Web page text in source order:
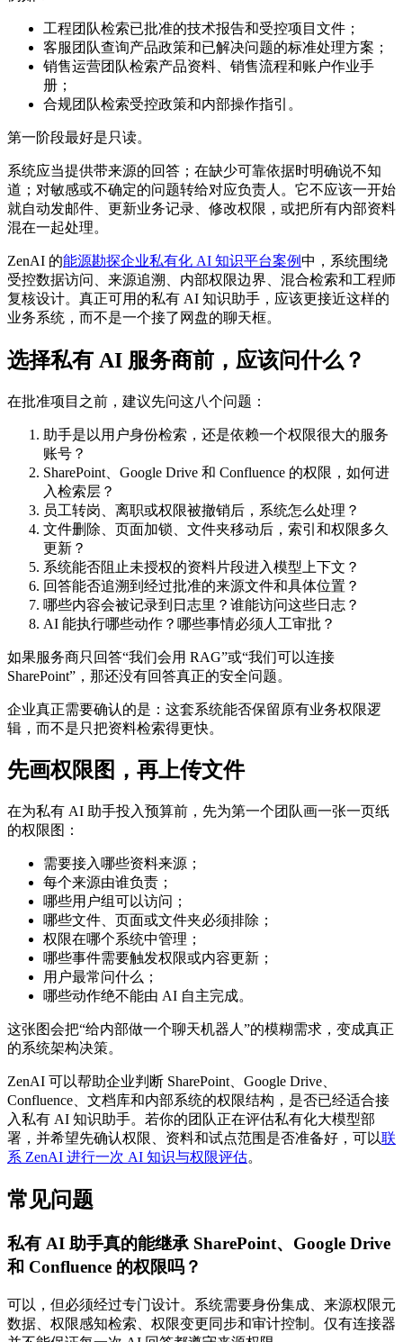
工程团队检索已批准的技术报告和受控项目文件；
客服团队查询产品政策和已解决问题的标准处理方案；
销售运营团队检索产品资料、销售流程和账户作业手
册；
合规团队检索受控政策和内部操作指引。
第一阶段最好是只读。
系统应当提供带来源的回答；在缺少可靠依据时明确说不知
道；对敏感或不确定的问题转给对应负责人。它不应该一开始
就自动发邮件、更新业务记录、修改权限，或把所有内部资料
混在一起处理。
ZenAI 的能源勘探企业私有化 AI 知识平台案例中，系统围绕
受控数据访问、来源追溯、内部权限边界、混合检索和工程师
复核设计。真正可用的私有 AI 知识助手，应该更接近这样的
业务系统，而不是一个接了网盘的聊天框。
选择私有 AI 服务商前，应该问什么？
在批准项目之前，建议先问这八个问题：
助手是以用户身份检索，还是依赖一个权限很大的服务
账号？
SharePoint、Google Drive 和 Confluence 的权限，如何进
入检索层？
员工转岗、离职或权限被撤销后，系统怎么处理？
文件删除、页面加锁、文件夹移动后，索引和权限多久
更新？
系统能否阻止未授权的资料片段进入模型上下文？
回答能否追溯到经过批准的来源文件和具体位置？
哪些内容会被记录到日志里？谁能访问这些日志？
AI 能执行哪些动作？哪些事情必须人工审批？
如果服务商只回答“我们会用 RAG”或“我们可以连接
SharePoint”，那还没有回答真正的安全问题。
企业真正需要确认的是：这套系统能否保留原有业务权限逻
辑，而不是只把资料检索得更快。
先画权限图，再上传文件
在为私有 AI 助手投入预算前，先为第一个团队画一张一页纸
的权限图：
需要接入哪些资料来源；
每个来源由谁负责；
哪些用户组可以访问；
哪些文件、页面或文件夹必须排除；
权限在哪个系统中管理；
哪些事件需要触发权限或内容更新；
用户最常问什么；
哪些动作绝不能由 AI 自主完成。
这张图会把“给内部做一个聊天机器人”的模糊需求，变成真正
的系统架构决策。
ZenAI 可以帮助企业判断 SharePoint、Google Drive、
Confluence、文档库和内部系统的权限结构，是否已经适合接
入私有 AI 知识助手。若你的团队正在评估私有化大模型部
署，并希望先确认权限、资料和试点范围是否准备好，可以联
系 ZenAI 进行一次 AI 知识与权限评估。
常见问题
私有 AI 助手真的能继承 SharePoint、Google Drive
和 Confluence 的权限吗？
可以，但必须经过专门设计。系统需要身份集成、来源权限元
数据、权限感知检索、权限变更同步和审计控制。仅有连接器